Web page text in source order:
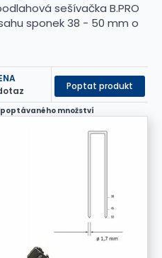
sešívačka B.PRO
sponek 38 - 50 mm o
Poptat produkt
poptávaného množství